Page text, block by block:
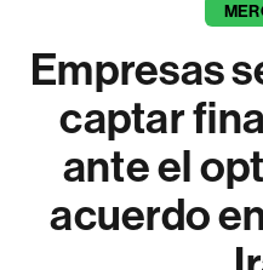
Empresas
captar
ante el
acuerdo